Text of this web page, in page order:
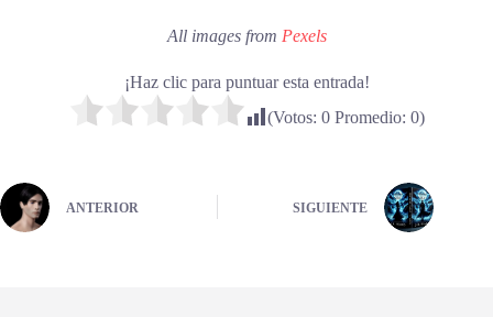
All images from Pexels
¡Haz clic para puntuar esta entrada!
(Votos: 0Promedio: 0)
ANTERIOR SIGUIENTE